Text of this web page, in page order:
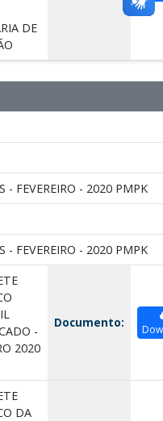
DE
- FEVEREIRO - 2020 PMPK
- FEVEREIRO - 2020 PMPK
-
2020
Documento:
DA